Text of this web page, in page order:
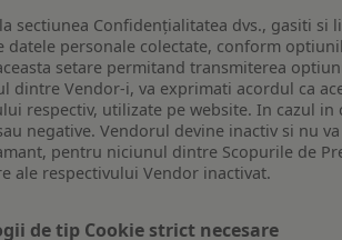
sectiunea Confidențialitatea dvs., gasiti
datele personale colectate, conform
setare permitand transmiterea
dintre Vendor-i, va exprimati acordul ca
respectiv, utilizate pe website. In cazul
negative. Vendorul devine inactiv si nu
pentru niciunul dintre Scopurile de
ale respectivului Vendor inactivat.
de tip Cookie strict necesare